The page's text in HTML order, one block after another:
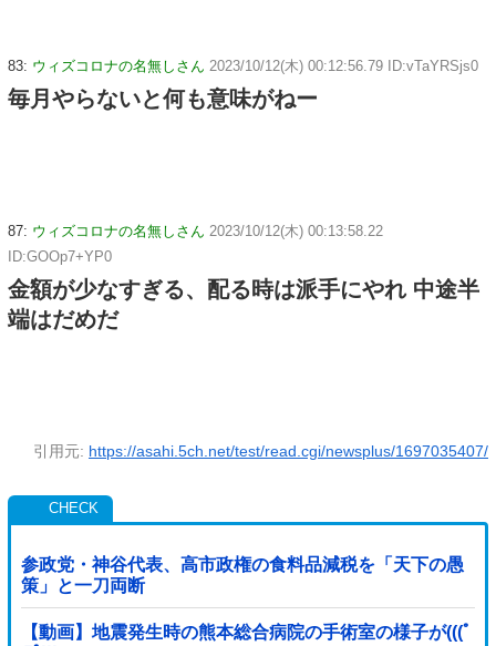
83: ウィズコロナの名無しさん 2023/10/12(木) 00:12:56.79 ID:vTaYRSjs0
毎月やらないと何も意味がねー
87: ウィズコロナの名無しさん 2023/10/12(木) 00:13:58.22
ID:GOOp7+YP0
金額が少なすぎる、配る時は派手にやれ 中途半
端はだめだ
引用元: https://asahi.5ch.net/test/read.cgi/newsplus/1697035407/
参政党・神谷代表、高市政権の食料品減税を「天下の愚
策」と一刀両断
【動画】地震発生時の熊本総合病院の手術室の様子が(((ﾟ